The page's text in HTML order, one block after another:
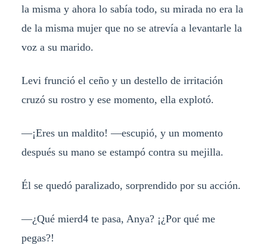
la misma y ahora lo sabía todo, su mirada no era la
de la misma mujer que no se atrevía a levantarle la
voz a su marido.
Levi frunció el ceño y un destello de irritación
cruzó su rostro y ese momento, ella explotó.
—¡Eres un maldito! —escupió, y un momento
después su mano se estampó contra su mejilla.
Él se quedó paralizado, sorprendido por su acción.
—¿Qué mierd4 te pasa, Anya? ¡¿Por qué me
pegas?!